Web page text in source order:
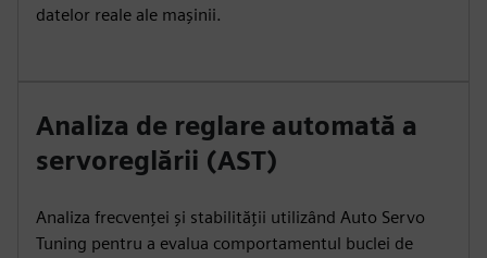
datelor reale ale mașinii.
Analiza de reglare automată a
servoreglării (AST)
Analiza frecvenței și stabilității utilizând Auto Servo
Tuning pentru a evalua comportamentul buclei de